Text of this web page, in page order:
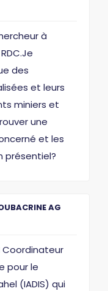
à
des
et leurs
miniers et
une
et les
présentiel?
AG
Coordinateur
pour le
(IADIS) qui